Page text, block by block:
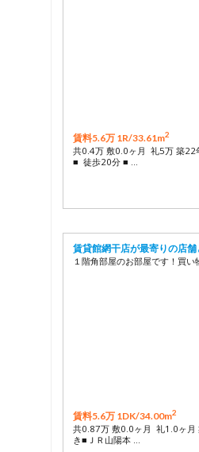
賃料5.6万 1R/33.61m2
共0.4万 敷0.0ヶ月 礼5万 築22
■ 徒歩20分 ■ …
賃貸館網干店が最寄りの店
１階角部屋のお部屋です！買い
賃料5.6万 1DK/34.00m2
共0.87万 敷0.0ヶ月 礼1.0ヶ月
き■ＪＲ山陽本 …